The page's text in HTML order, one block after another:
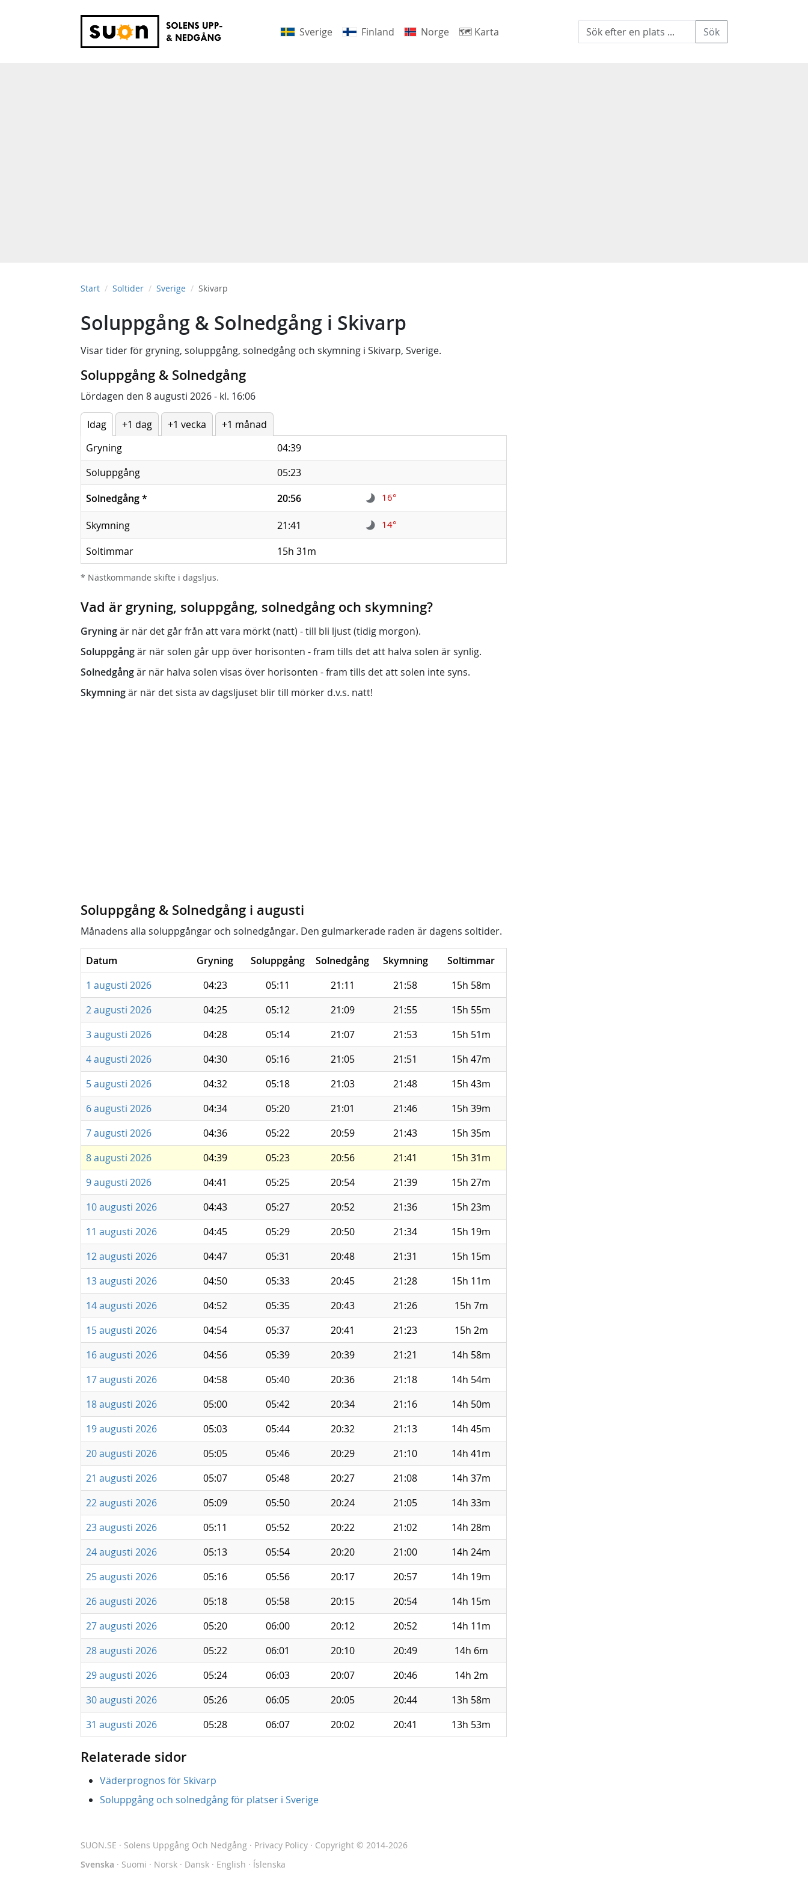
Sverige Finland Norge 🗺 Karta
Start Soltider Sverige Skivarp
Soluppgång & Solnedgång i Skivarp
Visar tider för gryning, soluppgång, solnedgång och skymning i Skivarp, Sverige.
Soluppgång & Solnedgång
Lördagen den 8 augusti 2026 - kl. 16:06
Idag +1 dag +1 vecka
+1 månad
Gryning
04:39
Soluppgång
05:23
Solnedgång* 20:56 16°
Skymning 21:41 14°
Soltimmar 15h 31m
* Nästkommande skifte i dagsljus.
Vad är gryning, soluppgång, solnedgång och skymning?
Gryningär när det går från att vara mörkt (natt) - till bli ljust (tidig morgon).
Soluppgångär när solen går upp över horisonten - fram tills det att halva solen är synlig.
Solnedgångär när halva solen visas över horisonten - fram tills det att solen inte syns.
Skymningär när det sista av dagsljuset blir till mörker d.v.s. natt!
Soluppgång & Solnedgång i augusti
Månadens alla soluppgångar och solnedgångar. Den gulmarkerade raden är dagens soltider.
Datum Gryning Soluppgång Solnedgång Skymning
Soltimmar
1 augusti 2026
04:23 05:11 21:11 21:58
15h 58m
2 augusti 2026
04:25 05:12 21:09 21:55
15h 55m
3 augusti 2026
04:28 05:14 21:07 21:53
15h 51m
4 augusti 2026
04:30 05:16 21:05 21:51
15h 47m
5 augusti 2026
04:32 05:18 21:03 21:48
15h 43m
6 augusti 2026
04:34 05:20 21:01 21:46
15h 39m
7 augusti 2026
04:36 05:22 20:59 21:43
15h 35m
8 augusti 2026
04:39 05:23 20:56 21:41
15h 31m
9 augusti 2026
04:41 05:25 20:54 21:39
15h 27m
10 augusti 2026
04:43 05:27 20:52 21:36
15h 23m
11 augusti 2026
04:45 05:29 20:50 21:34
15h 19m
12 augusti 2026
04:47 05:31 20:48 21:31
15h 15m
13 augusti 2026
04:50 05:33 20:45 21:28
15h 11m
14 augusti 2026
04:52 05:35 20:43 21:26
15h 7m
15 augusti 2026
04:54 05:37 20:41 21:23
15h 2m
16 augusti 2026
04:56 05:39 20:39 21:21
14h 58m
17 augusti 2026
04:58 05:40 20:36 21:18
14h 54m
18 augusti 2026
05:00 05:42 20:34 21:16
14h 50m
19 augusti 2026
05:03 05:44 20:32 21:13
14h 45m
20 augusti 2026
05:05 05:46 20:29 21:10
14h 41m
21 augusti 2026
05:07 05:48 20:27 21:08
14h 37m
22 augusti 2026
05:09 05:50 20:24 21:05
14h 33m
23 augusti 2026
05:11 05:52 20:22 21:02
14h 28m
24 augusti 2026
05:13 05:54 20:20 21:00
14h 24m
25 augusti 2026
05:16 05:56 20:17 20:57
14h 19m
26 augusti 2026
05:18 05:58 20:15 20:54
14h 15m
27 augusti 2026
05:20 06:00 20:12 20:52
14h 11m
28 augusti 2026
05:22 06:01 20:10 20:49
14h 6m
29 augusti 2026
05:24 06:03 20:07 20:46
14h 2m
30 augusti 2026
05:26 06:05 20:05 20:44
13h 58m
31 augusti 2026
05:28 06:07 20:02 20:41 13h 53m
Relaterade sidor
Väderprognos för Skivarp
Soluppgång och solnedgång för platser i Sverige
SUON.SE · Solens Uppgång Och Nedgång · Privacy Policy · Copyright © 2014-2026
Svenska · Suomi · Norsk · Dansk · English · Íslenska